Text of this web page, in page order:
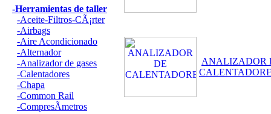
-Herramientas de taller
-Aceite-Filtros-CÃ¡rter
-Airbags
-Aire Acondicionado
-Alternador
-Analizador de gases
-Calentadores
-Chapa
-Common Rail
-CompresÃ­metros
ANALIZADOR